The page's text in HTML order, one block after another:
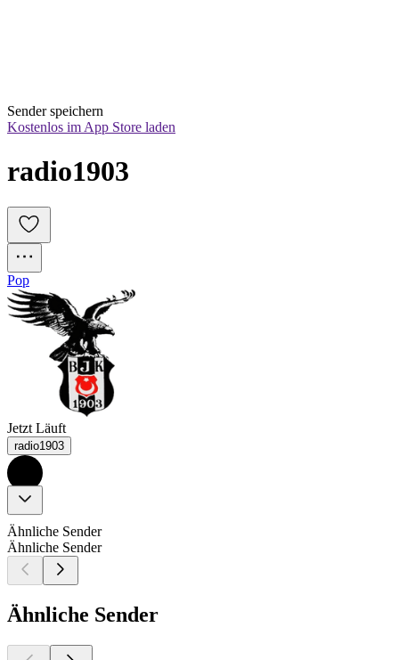
Sender speichern
Kostenlos im App Store laden
radio1903
Pop
Jetzt Läuft
radio1903
Ähnliche Sender
Ähnliche Sender
Ähnliche Sender